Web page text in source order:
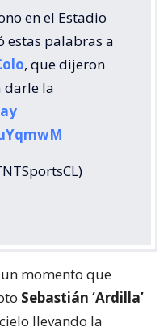
en el Estadio
estas palabras a
, que dijeron
darle la
momento que
Sebastián ‘Ardilla’
llevando la